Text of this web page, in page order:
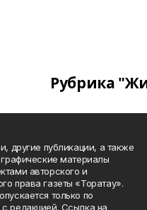
Рубрика
другие публикации, а также
материалы
авторского и
права газеты «Торатау».
только по
редакцией. Ссылка на